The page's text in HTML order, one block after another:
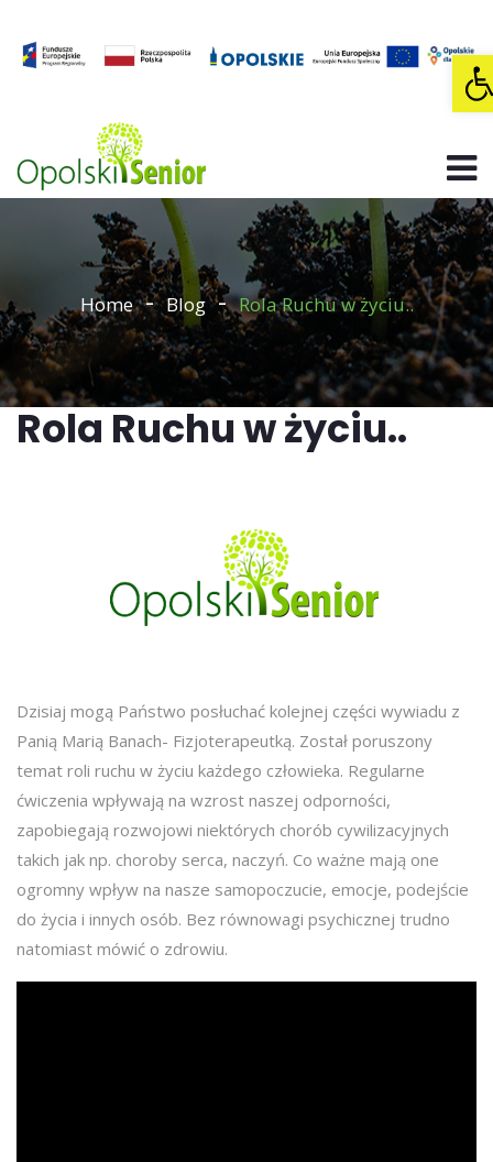
Home Blog Rola Ruchu w życiu..
Rola Ruchu w życiu..
Dzisiaj mogą Państwo posłuchać kolejnej części wywiadu z
Panią Marią Banach- Fizjoterapeutką. Został poruszony
temat roli ruchu w życiu każdego człowieka. Regularne
ćwiczenia wpływają na wzrost naszej odporności,
zapobiegają rozwojowi niektórych chorób cywilizacyjnych
takich jak np. choroby serca, naczyń. Co ważne mają one
ogromny wpływ na nasze samopoczucie, emocje, podejście
do życia i innych osób. Bez równowagi psychicznej trudno
natomiast mówić o zdrowiu.